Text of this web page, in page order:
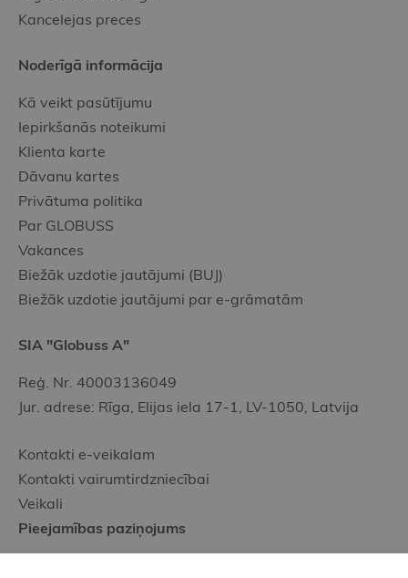
Kancelejas preces
Noderīgā informācija
Kā veikt pasūtījumu
Iepirkšanās noteikumi
Klienta karte
Dāvanu kartes
Privātuma politika
Par GLOBUSS
Vakances
Biežāk uzdotie jautājumi (BUJ)
Biežāk uzdotie jautājumi par e-grāmatām
SIA "Globuss A"
Reģ. Nr. 40003136049
Jur. adrese: Rīga, Elijas iela 17-1, LV-1050, Latvija
Kontakti e-veikalam
Kontakti vairumtirdzniecībai
Veikali
Pieejamības paziņojums